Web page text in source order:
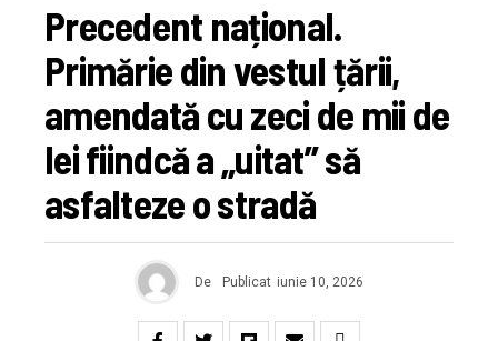
Precedent național.
Primărie din vestul țării,
amendată cu zeci de mii de
lei fiindcă a „uitat” să
asfalteze o stradă
De Publicat iunie 10, 2026